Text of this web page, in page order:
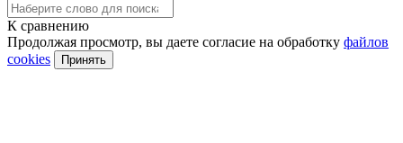
К сравнению
Продолжая просмотр, вы даете согласие на обработку файлов
cookies
Принять